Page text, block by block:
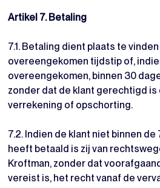
Artikel 7. Betaling
7.1. Betaling dient plaats te
overeengekomen tijdstip of,
overeengekomen, binnen 30
zonder dat de klant gerechtigd
verrekening of opschorting.
7.2. Indien de klant niet binnen de
heeft betaald is zij van
Kroftman, zonder dat
vereist is, het recht vanaf de